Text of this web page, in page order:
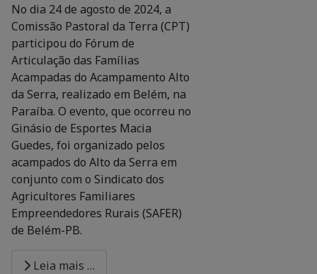
No dia 24 de agosto de 2024, a
Comissão Pastoral da Terra (CPT)
participou do Fórum de
Articulação das Famílias
Acampadas do Acampamento Alto
da Serra, realizado em Belém, na
Paraíba. O evento, que ocorreu no
Ginásio de Esportes Macia
Guedes, foi organizado pelos
acampados do Alto da Serra em
conjunto com o Sindicato dos
Agricultores Familiares
Empreendedores Rurais (SAFER)
de Belém-PB.
Leia mais …